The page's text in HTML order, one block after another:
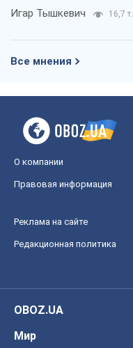
Игар Тышкевич 16,7 т.
Все мнения
О компании
Правовая информация
Реклама на сайте
Редакционная политика
OBOZ.UA
Мир